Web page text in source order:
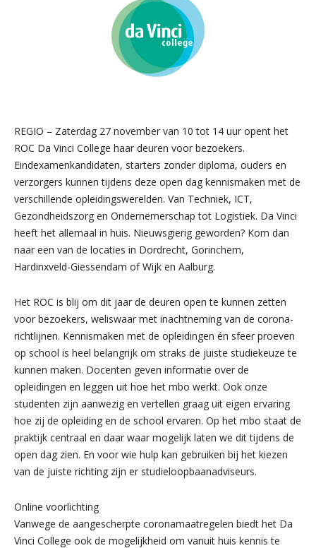
REGIO – Zaterdag 27 november van 10 tot 14 uur opent het
ROC Da Vinci College haar deuren voor bezoekers.
Eindexamenkandidaten, starters zonder diploma, ouders en
verzorgers kunnen tijdens deze open dag kennismaken met de
verschillende opleidingswerelden. Van Techniek, ICT,
Gezondheidszorg en Ondernemerschap tot Logistiek. Da Vinci
heeft het allemaal in huis. Nieuwsgierig geworden? Kom dan
naar een van de locaties in Dordrecht, Gorinchem,
Hardinxveld-Giessendam of Wijk en Aalburg.
Het ROC is blij om dit jaar de deuren open te kunnen zetten
voor bezoekers, weliswaar met inachtneming van de corona-
richtlijnen. Kennismaken met de opleidingen én sfeer proeven
op school is heel belangrijk om straks de juiste studiekeuze te
kunnen maken. Docenten geven informatie over de
opleidingen en leggen uit hoe het mbo werkt. Ook onze
studenten zijn aanwezig en vertellen graag uit eigen ervaring
hoe zij de opleiding en de school ervaren. Op het mbo staat de
praktijk centraal en daar waar mogelijk laten we dit tijdens de
open dag zien. En voor wie hulp kan gebruiken bij het kiezen
van de juiste richting zijn er studieloopbaanadviseurs.
Online voorlichting
Vanwege de aangescherpte coronamaatregelen biedt het Da
Vinci College ook de mogelijkheid om vanuit huis kennis te